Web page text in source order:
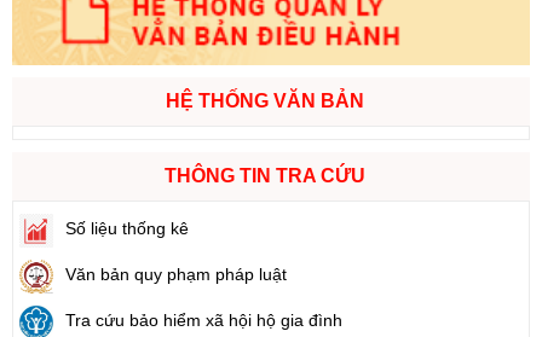
HỆ THỐNG VĂN BẢN
THÔNG TIN TRA CỨU
Số liệu thống kê
Văn bản quy phạm pháp luật
Tra cứu bảo hiểm xã hội hộ gia đình